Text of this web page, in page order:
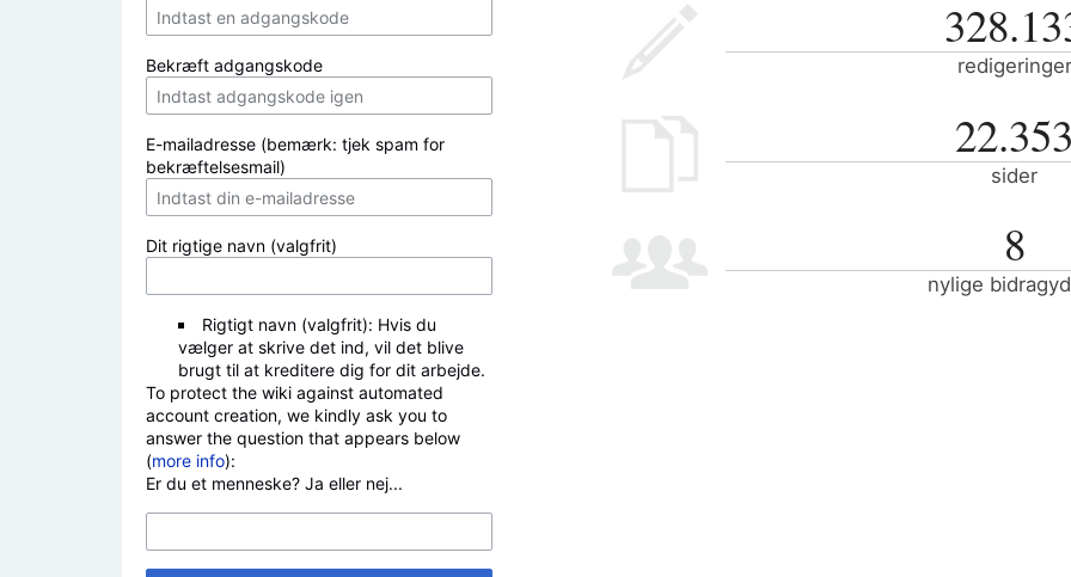
Bekræft adgangskode
E-mailadresse (bemærk: tjek spam for
bekræftelsesmail)
Dit rigtige navn (valgfrit)
Rigtigt navn (valgfrit): Hvis du
vælger at skrive det ind, vil det blive
brugt til at kreditere dig for dit arbejde.
To protect the wiki against automated
account creation, we kindly ask you to
answer the question that appears below
(more info):
Er du et menneske? Ja eller nej...
redigeringer
22.353
sider
8
nylige